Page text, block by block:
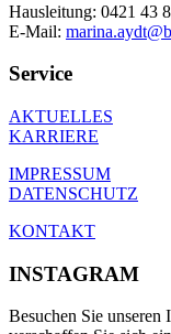
Hausleitung: 0421 43
E-Mail:
Service
AKTUELLES
KARRIERE
IMPRESSUM
DATENSCHUTZ
KONTAKT
INSTAGRAM
Besuchen Sie unseren